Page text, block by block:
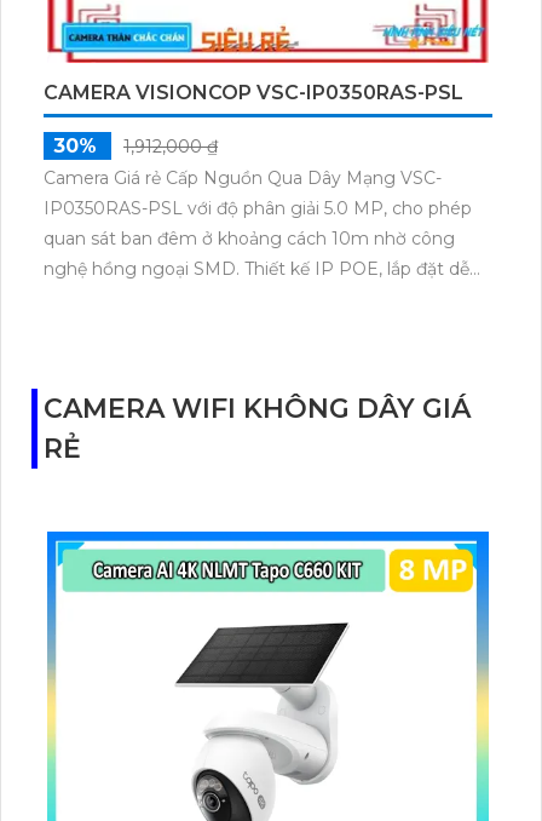
CAMERA VISIONCOP VSC-IP0350RAS-PSL
30%
1,912,000 ₫
Camera Giá rẻ Cấp Nguồn Qua Dây Mạng VSC-
IP0350RAS-PSL với độ phân giải 5.0 MP, cho phép
quan sát ban đêm ở khoảng cách 10m nhờ công
nghệ hồng ngoại SMD. Thiết kế IP POE, lắp đặt dễ
CAMERA WIFI KHÔNG DÂY GIÁ
RẺ